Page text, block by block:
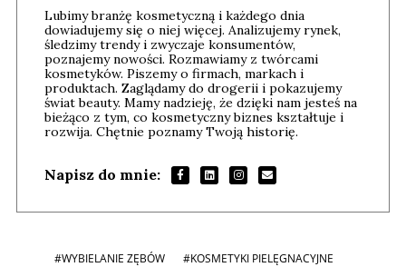
Lubimy branżę kosmetyczną i każdego dnia
dowiadujemy się o niej więcej. Analizujemy rynek,
śledzimy trendy i zwyczaje konsumentów,
poznajemy nowości. Rozmawiamy z twórcami
kosmetyków. Piszemy o firmach, markach i
produktach. Zaglądamy do drogerii i pokazujemy
świat beauty. Mamy nadzieję, że dzięki nam jesteś na
bieżąco z tym, co kosmetyczny biznes kształtuje i
rozwija. Chętnie poznamy Twoją historię.
Napisz do mnie:
#WYBIELANIE ZĘBÓW
#KOSMETYKI PIELĘGNACYJNE